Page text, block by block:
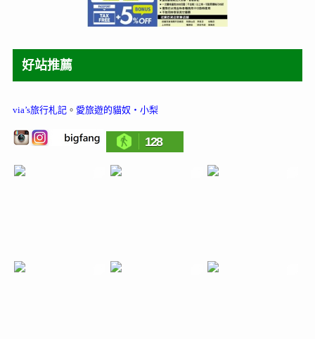
好站推薦
via’s旅行札記。 愛旅遊的貓奴‧小梨
128